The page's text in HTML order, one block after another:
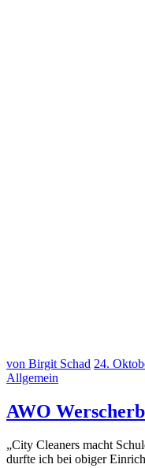
von Birgit Schad 24.
Allgemein
AWO
„City Cleaners macht
durfte ich bei obiger